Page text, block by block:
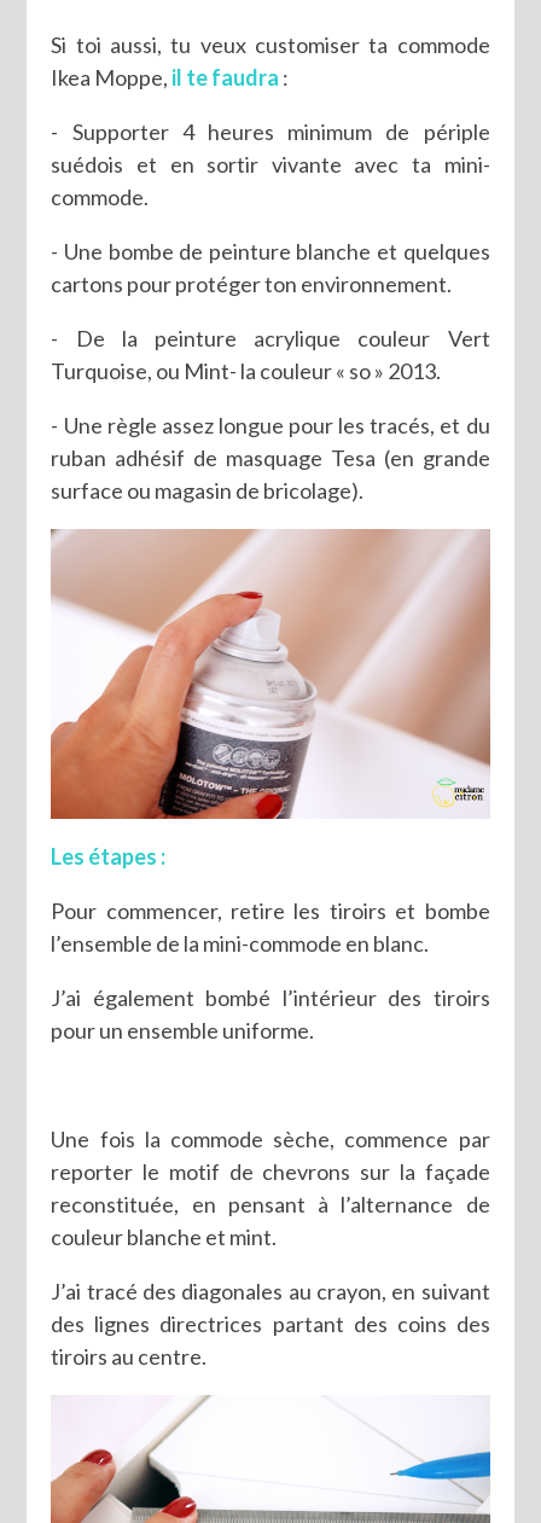
Si toi aussi, tu veux customiser ta commode
Ikea Moppe, il te faudra :
- Supporter 4 heures minimum de périple
suédois et en sortir vivante avec ta mini-
commode.
- Une bombe de peinture blanche et quelques
cartons pour protéger ton environnement.
- De la peinture acrylique couleur Vert
Turquoise, ou Mint- la couleur « so » 2013.
- Une règle assez longue pour les tracés, et du
ruban adhésif de masquage Tesa (en grande
surface ou magasin de bricolage).
Les étapes :
Pour commencer, retire les tiroirs et bombe
l’ensemble de la mini-commode en blanc.
J’ai également bombé l’intérieur des tiroirs
pour un ensemble uniforme.
Une fois la commode sèche, commence par
reporter le motif de chevrons sur la façade
reconstituée, en pensant à l’alternance de
couleur blanche et mint.
J’ai tracé des diagonales au crayon, en suivant
des lignes directrices partant des coins des
tiroirs au centre.